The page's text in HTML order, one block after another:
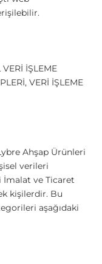
İŞLEME
VERİ İŞLEME
Ahşap Ürünleri
verileri
İmalat ve Ticaret
kişilerdir. Bu
aşağıdaki